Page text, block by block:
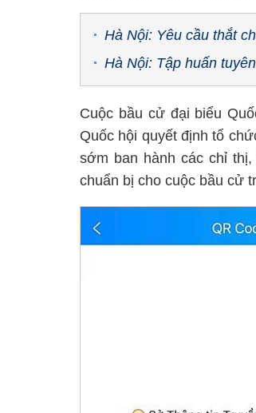
Hà Nội: Yêu cầu thắt
Hà Nội: Tập huấn
Cuộc bầu cử đại biểu
Quốc hội quyết định tổ
sớm ban hành các chỉ
chuẩn bị cho cuộc bầu cử